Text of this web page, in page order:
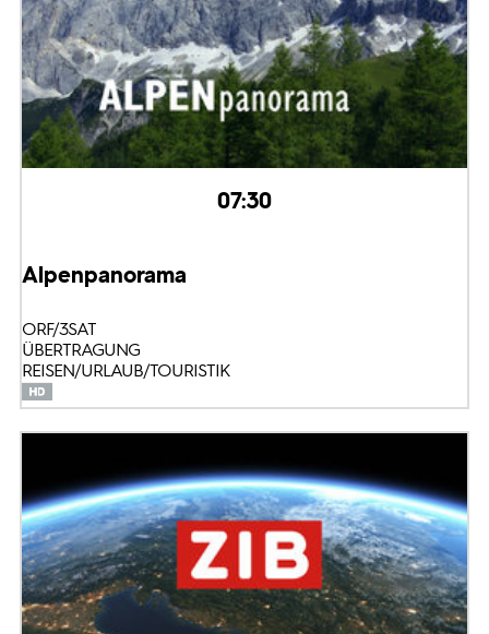
07:30
Alpenpanorama
ORF/3SAT
ÜBERTRAGUNG
REISEN/URLAUB/TOURISTIK